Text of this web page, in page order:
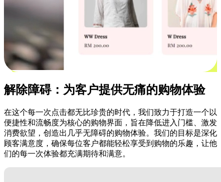
解除障碍：为客户提供无痛的购物体验
在这个每一次点击都无比珍贵的时代，我们致力于打造一个以
便捷性和流畅度为核心的购物界面，旨在降低进入门槛、激发
消费欲望，创造出几乎无障碍的购物体验。我们的目标是深化
顾客满意度，确保每位客户都能轻松享受到购物的乐趣，让他
们的每一次体验都充满期待和满意。